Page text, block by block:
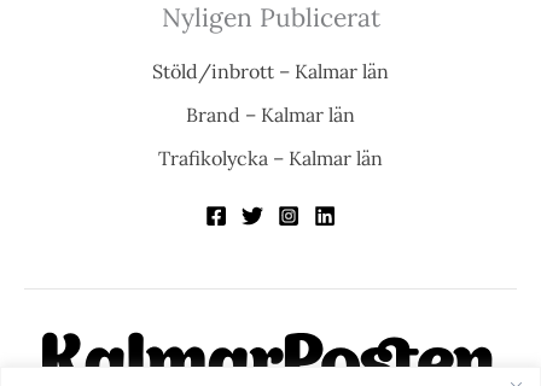
Nyligen Publicerat
Stöld/inbrott – Kalmar län
Brand – Kalmar län
Trafikolycka – Kalmar län